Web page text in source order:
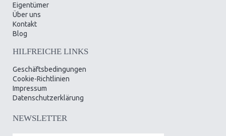
Eigentümer
Über uns
Kontakt
Blog
HILFREICHE LINKS
Geschäftsbedingungen
Cookie-Richtlinien
Impressum
Datenschutzerklärung
NEWSLETTER